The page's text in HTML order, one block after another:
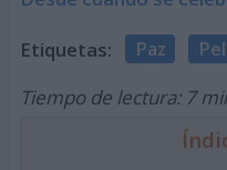
Etiquetas: Paz
Tiempo de lectura: 7